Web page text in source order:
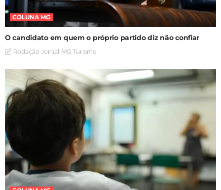
COLUNA MG
O candidato em quem o próprio partido diz não confiar
Redação Jornal MG Turismo